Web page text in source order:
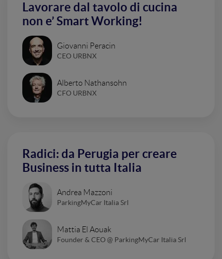
Lavorare dal tavolo di cucina
non e’ Smart Working!
Giovanni Peracin
CEO URBNX
Alberto Nathansohn
CFO URBNX
Radici: da Perugia per creare
Business in tutta Italia
Andrea Mazzoni
ParkingMyCar Italia Srl
Mattia El Aouak
Founder & CEO @ ParkingMyCar Italia Srl